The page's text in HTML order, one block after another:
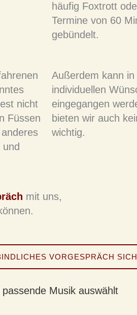
häufig Foxtrott
Termine von 60
gebündelt.
nicht
Füssen
Außerdem kann
individuellen
eingegangen
bieten wir auch
wichtig.
mit uns,
VORGESPRÄCH
Musik auswählt